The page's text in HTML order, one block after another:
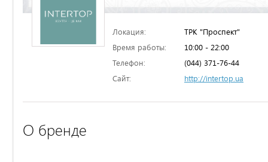
Локация:
ТРК "Проспект"
Время работы:
10:00 - 22:00
Телефон:
(044) 371-76-44
Сайт:
http://intertop.ua
О бренде